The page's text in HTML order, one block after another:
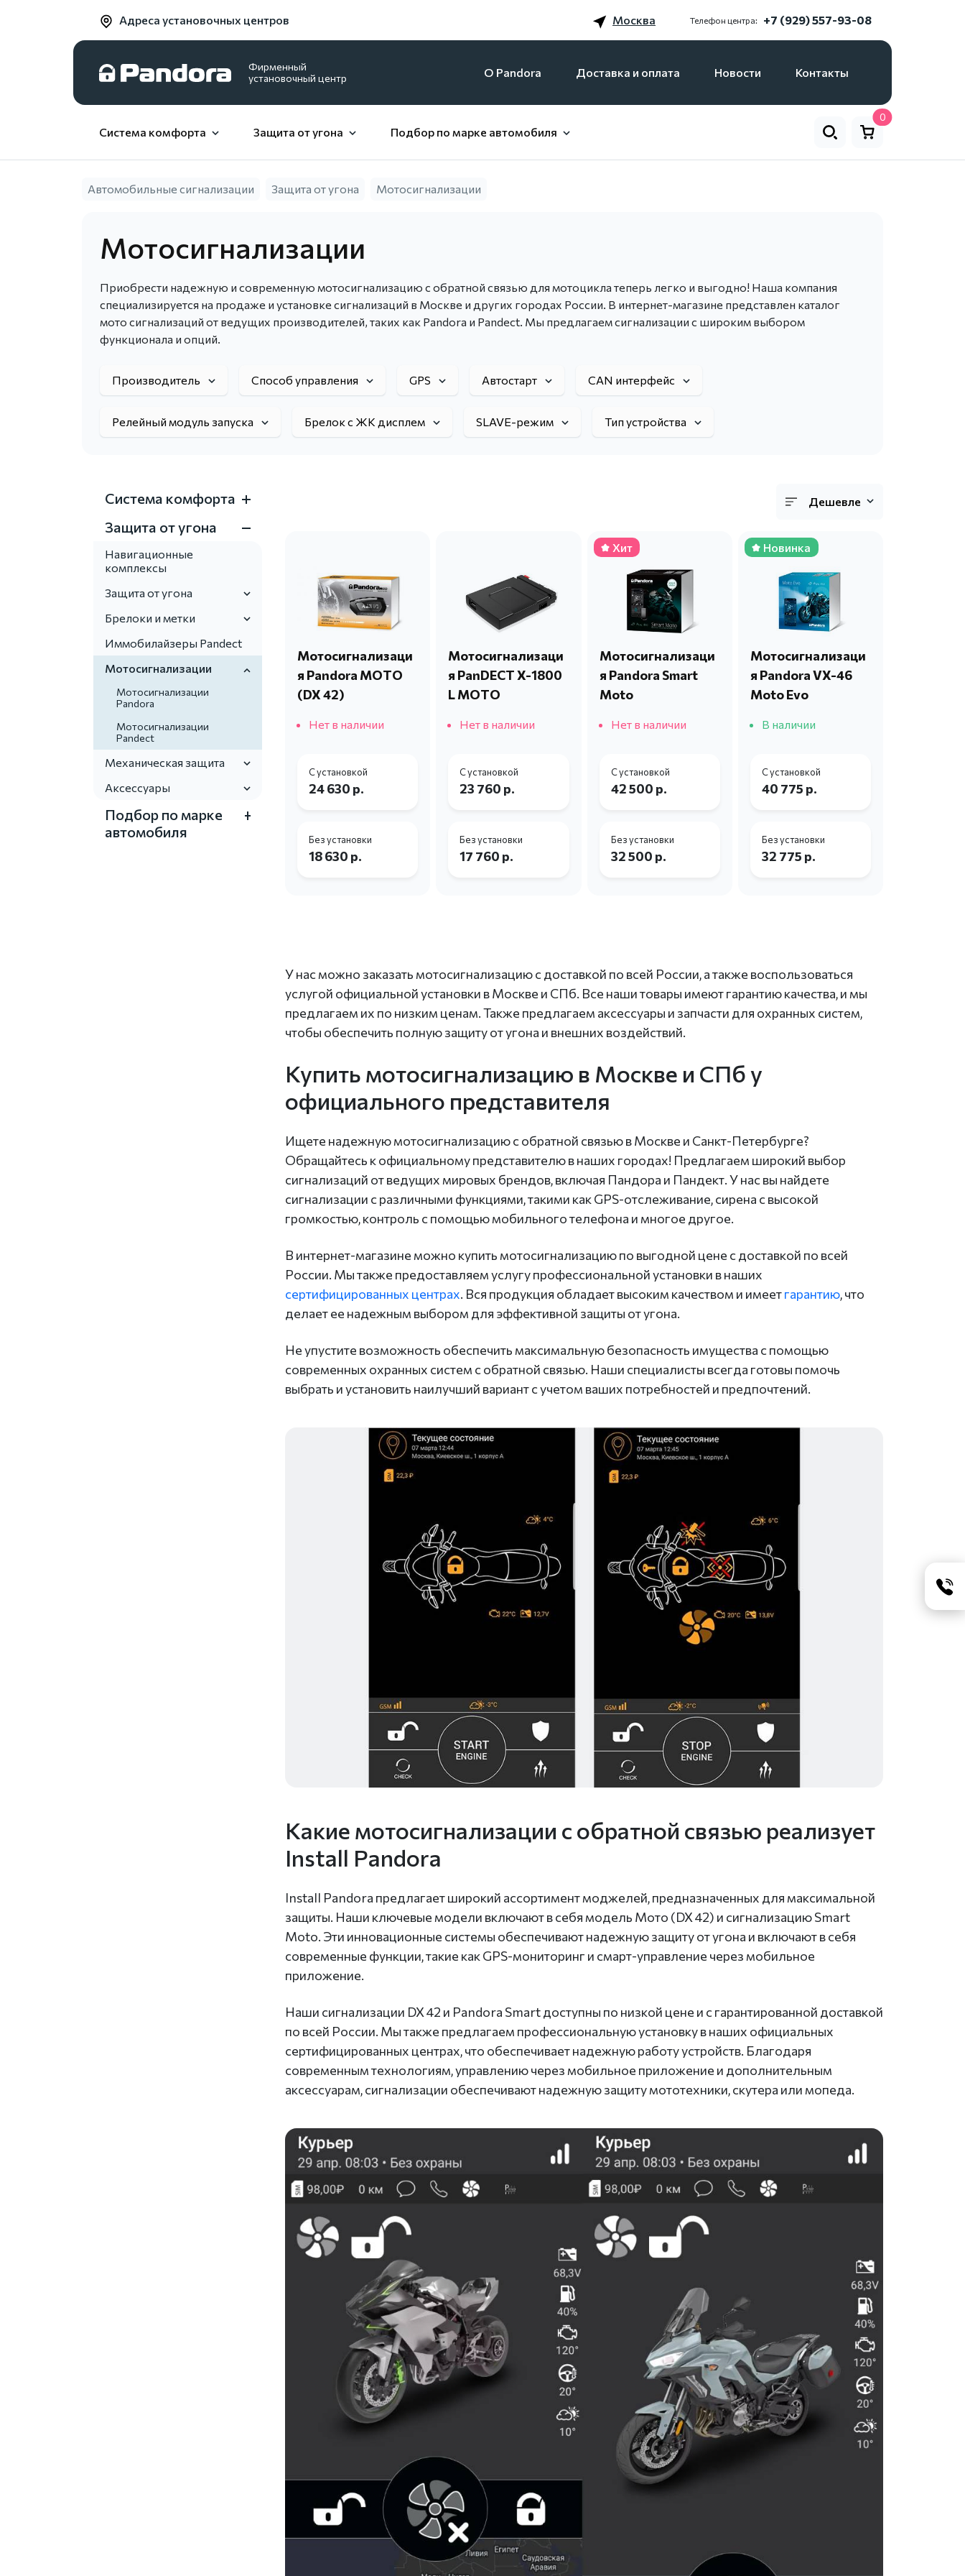
Адреса установочных центров Москва Телефон центра: +7 (929) 557-93-08
Фирменный
установочный центр
O Pandora Доставка и оплата Новости Контакты
Система комфорта Защита от угона Подбор по марке автомобиля
0
Автомобильные сигнализации Защита от угона Мотосигнализации
Мотосигнализации
Приобрести надежную и современную мотосигнализацию с обратной связью для мотоцикла теперь легко и выгодно! Наша компания
специализируется на продаже и установке сигнализаций в Москве и других городах России. В интернет-магазине представлен каталог
мото сигнализаций от ведущих производителей, таких как Pandora и Pandect. Мы предлагаем сигнализации с широким выбором
функционала и опций.
Производитель Способ управления GPS Автостарт CAN интерфейс
Релейный модуль запуска Брелок с ЖК дисплем SLAVE-режим Тип устройства
Система комфорта
Защита от угона
Навигационные
комплексы
Защита от угона
Брелоки и метки
Иммобилайзеры Pandect
Мотосигнализации
Мотосигнализации
Pandora
Мотосигнализации
Pandect
Механическая защита
Аксессуары
Подбор по марке
автомобиля
Дешевле
Мотосигнализаци
я Pandora MOTO
(DX 42)
Нет в наличии
С установкой
24 630 р.
Без установки
18 630 р.
Мотосигнализаци
я PanDECT X-1800
L MOTO
Нет в наличии
С установкой
23 760 р.
Без установки
17 760 р.
Хит
Мотосигнализаци
я Pandora Smart
Moto
Нет в наличии
С установкой
42 500 р.
Без установки
32 500 р.
Новинка
Мотосигнализаци
я Pandora VX-46
Moto Evo
В наличии
С установкой
40 775 р.
Без установки
32 775 р.
У нас можно заказать мотосигнализацию с доставкой по всей России, а также воспользоваться
услугой официальной установки в Москве и СПб. Все наши товары имеют гарантию качества, и мы
предлагаем их по низким ценам. Также предлагаем аксессуары и запчасти для охранных систем,
чтобы обеспечить полную защиту от угона и внешних воздействий.
Купить мотосигнализацию в Москве и СПб у
официального представителя
Ищете надежную мотосигнализацию с обратной связью в Москве и Санкт-Петербурге?
Обращайтесь к официальному представителю в наших городах! Предлагаем широкий выбор
сигнализаций от ведущих мировых брендов, включая Пандора и Пандект. У нас вы найдете
сигнализации с различными функциями, такими как GPS-отслеживание, сирена с высокой
громкостью, контроль с помощью мобильного телефона и многое другое.
В интернет-магазине можно купить мотосигнализацию по выгодной цене с доставкой по всей
России. Мы также предоставляем услугу профессиональной установки в наших
сертифицированных центрах. Вся продукция обладает высоким качеством и имеетгарантию, что
делает ее надежным выбором для эффективной защиты от угона.
Не упустите возможность обеспечить максимальную безопасность имущества с помощью
современных охранных систем с обратной связью. Наши специалисты всегда готовы помочь
выбрать и установить наилучший вариант с учетом ваших потребностей и предпочтений.
Какие мотосигнализации с обратной связью реализует
Install Pandora
Install Pandora предлагает широкий ассортимент моджелей, предназначенных для максимальной
защиты. Наши ключевые модели включают в себя модель Мото (DX 42) и сигнализацию Smart
Moto. Эти инновационные системы обеспечивают надежную защиту от угона и включают в себя
современные функции, такие как GPS-мониторинг и смарт-управление через мобильное
приложение.
Наши сигнализации DX 42 и Pandora Smart доступны по низкой цене и с гарантированной доставкой
по всей России. Мы также предлагаем профессиональную установку в наших официальных
сертифицированных центрах, что обеспечивает надежную работу устройств. Благодаря
современным технологиям, управлению через мобильное приложение и дополнительным
аксессуарам, сигнализации обеспечивают надежную защиту мототехники, скутера или мопеда.